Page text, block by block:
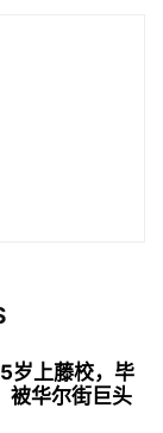
岁上藤校，毕
被华尔街巨头